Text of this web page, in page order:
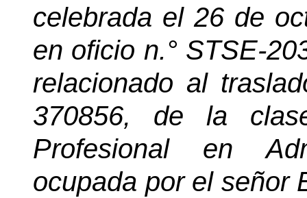
celebrada el 26 de
en oficio n.° STSE-
relacionado al
370856, de la
Profesional en
ocupada por el señor